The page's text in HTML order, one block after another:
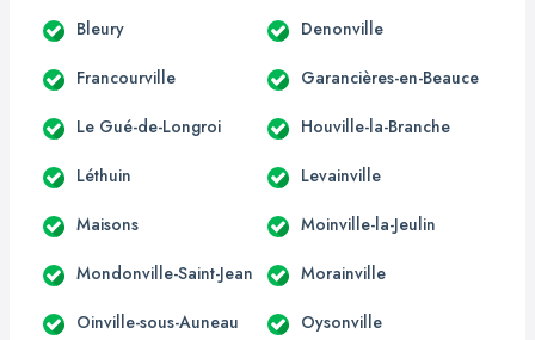
Bleury Denonville
Francourville Garancières-en-Beauce
Le Gué-de-Longroi Houville-la-Branche
Léthuin Levainville
Maisons Moinville-la-Jeulin
Mondonville-Saint-Jean Morainville
Oinville-sous-Auneau Oysonville